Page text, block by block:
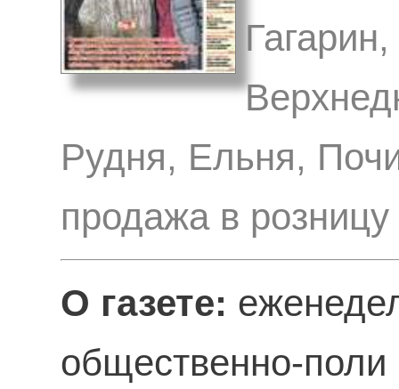
Рудня, Ельня,
продажа в розницу
О газете:
общественно-